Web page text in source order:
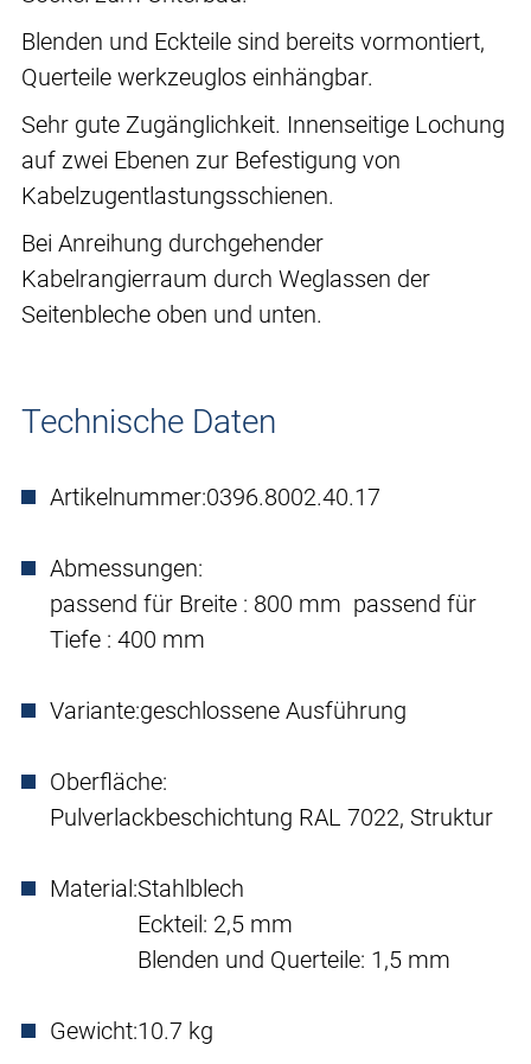
Blenden und Eckteile sind bereits vormontiert,
Querteile werkzeuglos einhängbar.
Sehr gute Zugänglichkeit. Innenseitige Lochung
auf zwei Ebenen zur Befestigung von
Kabelzugentlastungsschienen.
Bei Anreihung durchgehender
Kabelrangierraum durch Weglassen der
Seitenbleche oben und unten.
Technische Daten
Artikelnummer:0396.8002.40.17
Abmessungen:
passend für Breite : 800 mm passend für
Tiefe : 400 mm
Variante:geschlossene Ausführung
Oberfläche:
Pulverlackbeschichtung RAL 7022, Struktur
Material:Stahlblech
Eckteil: 2,5 mm
Blenden und Querteile: 1,5 mm
Gewicht:10.7 kg